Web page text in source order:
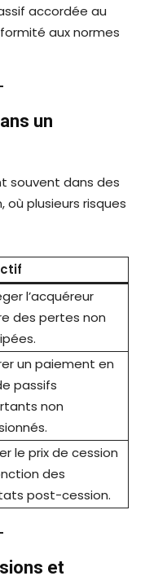
accordée au
aux normes
un
souvent dans des
plusieurs risques
l’acquéreur
des pertes non
un paiement en
passifs
non
le prix de cession
des
post-cession.
et